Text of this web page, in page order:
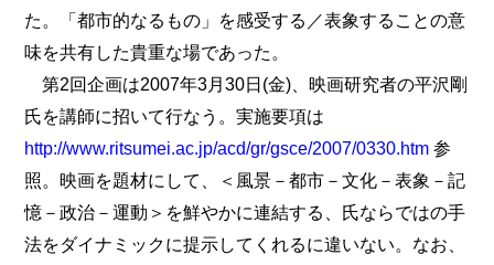
た。「都市的なるもの」を感受する／表象することの意
味を共有した貴重な場であった。
第2回企画は2007年3月30日(金)、映画研究者の平沢剛
氏を講師に招いて行なう。実施要項は
http://www.ritsumei.ac.jp/acd/gr/gsce/2007/0330.htm 参
照。映画を題材にして、＜風景－都市－文化－表象－記
憶－政治－運動＞を鮮やかに連結する、氏ならではの手
法をダイナミックに提示してくれるに違いない。なお、